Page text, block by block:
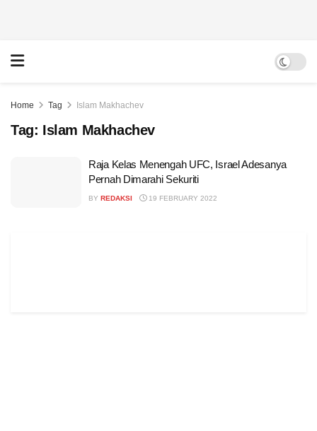
Home Tag Islam Makhachev
Tag: Islam Makhachev
Raja Kelas Menengah UFC, Israel Adesanya
Pernah Dimarahi Sekuriti
BY REDAKSI 19 FEBRUARY 2022